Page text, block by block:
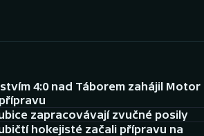
4:0 nad Táborem zahájil Motor
zapracovávají zvučné posily
hokejisté začali přípravu na